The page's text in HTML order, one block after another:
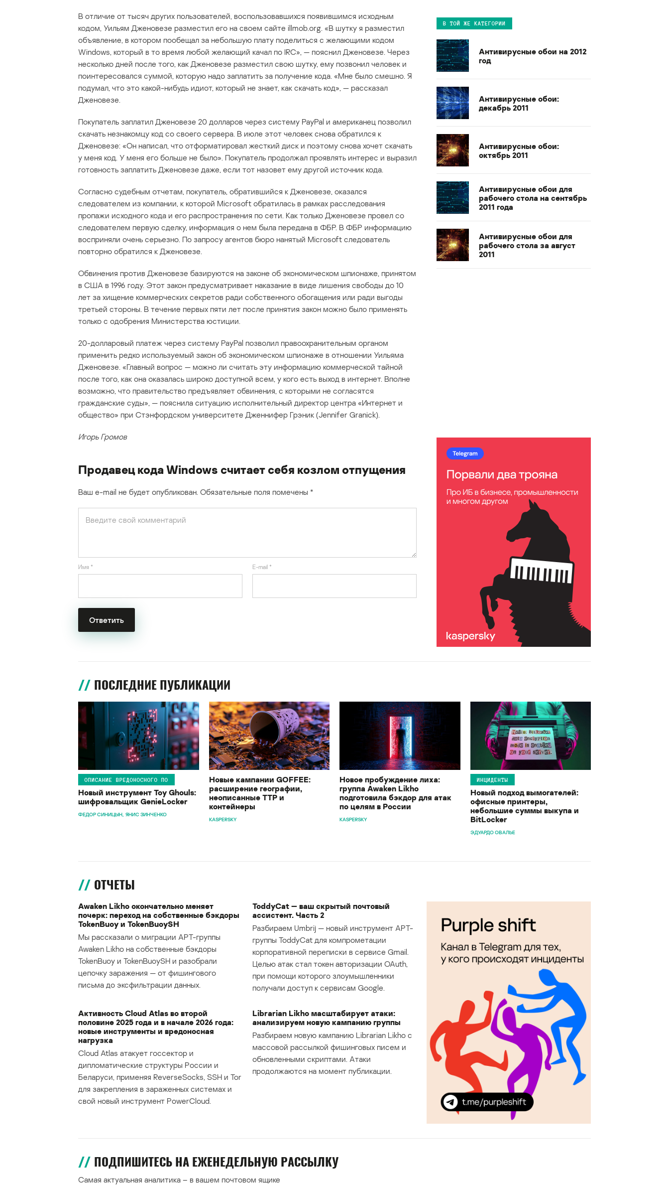
В отличие от тысяч других пользователей, воспользовавшихся появившимся исходным
кодом, Уильям Дженовезе разместил его на своем сайте illmob.org. «В шутку я разместил
объявление, в котором пообещал за небольшую плату поделиться с желающими кодом
Windows, который в то время любой желающий качал по IRC», — пояснил Дженовезе. Через
несколько дней после того, как Дженовезе разместил свою шутку, ему позвонил человек и
поинтересовался суммой, которую надо заплатить за получение кода. «Мне было смешно. Я
подумал, что это какой-нибудь идиот, который не знает, как скачать код», — рассказал
Дженовезе.
Покупатель заплатил Дженовезе 20 долларов через систему PayPal и американец позволил
скачать незнакомцу код со своего сервера. В июле этот человек снова обратился к
Дженовезе: «Он написал, что отформатировал жесткий диск и поэтому снова хочет скачать
у меня код. У меня его больше не было». Покупатель продолжал проявлять интерес и выразил
готовность заплатить Дженовезе даже, если тот назовет ему другой источник кода.
Согласно судебным отчетам, покупатель, обратившийся к Дженовезе, оказался
следователем из компании, к которой Microsoft обратилась в рамках расследования
пропажи исходного кода и его распространения по сети. Как только Дженовезе провел со
следователем первую сделку, информация о нем была передана в ФБР. В ФБР информацию
восприняли очень серьезно. По запросу агентов бюро нанятый Microsoft следователь
повторно обратился к Дженовезе.
Обвинения против Дженовезе базируются на законе об экономическом шпионаже, принятом
в США в 1996 году. Этот закон предусматривает наказание в виде лишения свободы до 10
лет за хищение коммерческих секретов ради собственного обогащения или ради выгоды
третьей стороны. В течение первых пяти лет после принятия закон можно было применять
только с одобрения Министерства юстиции.
20-долларовый платеж через систему PayPal позволил правоохранительным органом
применить редко используемый закон об экономическом шпионаже в отношении Уильяма
Дженовезе. «Главный вопрос — можно ли считать эту информацию коммерческой тайной
после того, как она оказалась широко доступной всем, у кого есть выход в интернет. Вполне
возможно, что правительство предъявляет обвинения, с которыми не согласятся
гражданские суды», — пояснила ситуацию исполнительный директор центра «Интернет и
общество» при Стэнфордском университете Дженнифер Грэник (Jennifer Granick).
Игорь Громов
Продавец кода Windows считает себя козлом отпущения
Ваш e-mail не будет опубликован. Обязательные поля помечены *
Имя * E-mail *
В ТОЙ ЖЕ КАТЕГОРИИ
Антивирусные обои на 2012
год
Антивирусные обои:
декабрь 2011
Антивирусные обои:
октябрь 2011
Антивирусные обои для
рабочего стола на сентябрь
2011 года
Антивирусные обои для
рабочего стола за август
2011
ПОСЛЕДНИЕ ПУБЛИКАЦИИ
ОПИСАНИЕ ВРЕДОНОСНОГО ПО
Новый инструмент Toy Ghouls:
шифровальщик GenieLocker
ФЕДОР СИНИЦЫН ЯНИС ЗИНЧЕНКО
Новые кампании GOFFEE:
расширение географии,
неописанные TTP и
контейнеры
KASPERSKY
Новое пробуждение лиха:
группа Awaken Likho
подготовила бэкдор для атак
по целям в России
KASPERSKY
ИНЦИДЕНТЫ
Новый подход вымогателей:
офисные принтеры,
небольшие суммы выкупа и
BitLocker
ЭДУАРДО ОВАЛЬЕ
ОТЧЕТЫ
Awaken Likho окончательно меняет
почерк: переход на собственные бэкдоры
TokenBuoy и TokenBuoySH
Мы рассказали о миграции APT-группы
Awaken Likho на собственные бэкдоры
TokenBuoy и TokenBuoySH и разобрали
цепочку заражения — от фишингового
письма до эксфильтрации данных.
ToddyCat — ваш скрытый почтовый
ассистент. Часть 2
Разбираем Umbrij — новый инструмент APT-
группы ToddyCat для компрометации
корпоративной переписки в сервисе Gmail.
Целью атак стал токен авторизации OAuth,
при помощи которого злоумышленники
получали доступ к сервисам Google.
Активность Cloud Atlas во второй
половине 2025 года и в начале 2026 года:
новые инструменты и вредоносная
нагрузка
Cloud Atlas атакует госсектор и
дипломатические структуры России и
Беларуси, применяя ReverseSocks, SSH и Tor
для закрепления в зараженных системах и
свой новый инструмент PowerCloud.
Librarian Likho масштабирует атаки:
анализируем новую кампанию группы
Разбираем новую кампанию Librarian Likho с
массовой рассылкой фишинговых писем и
обновленными скриптами. Атаки
продолжаются на момент публикации.
ПОДПИШИТЕСЬ НА ЕЖЕНЕДЕЛЬНУЮ РАССЫЛКУ
Самая актуальная аналитика – в вашем почтовом ящике